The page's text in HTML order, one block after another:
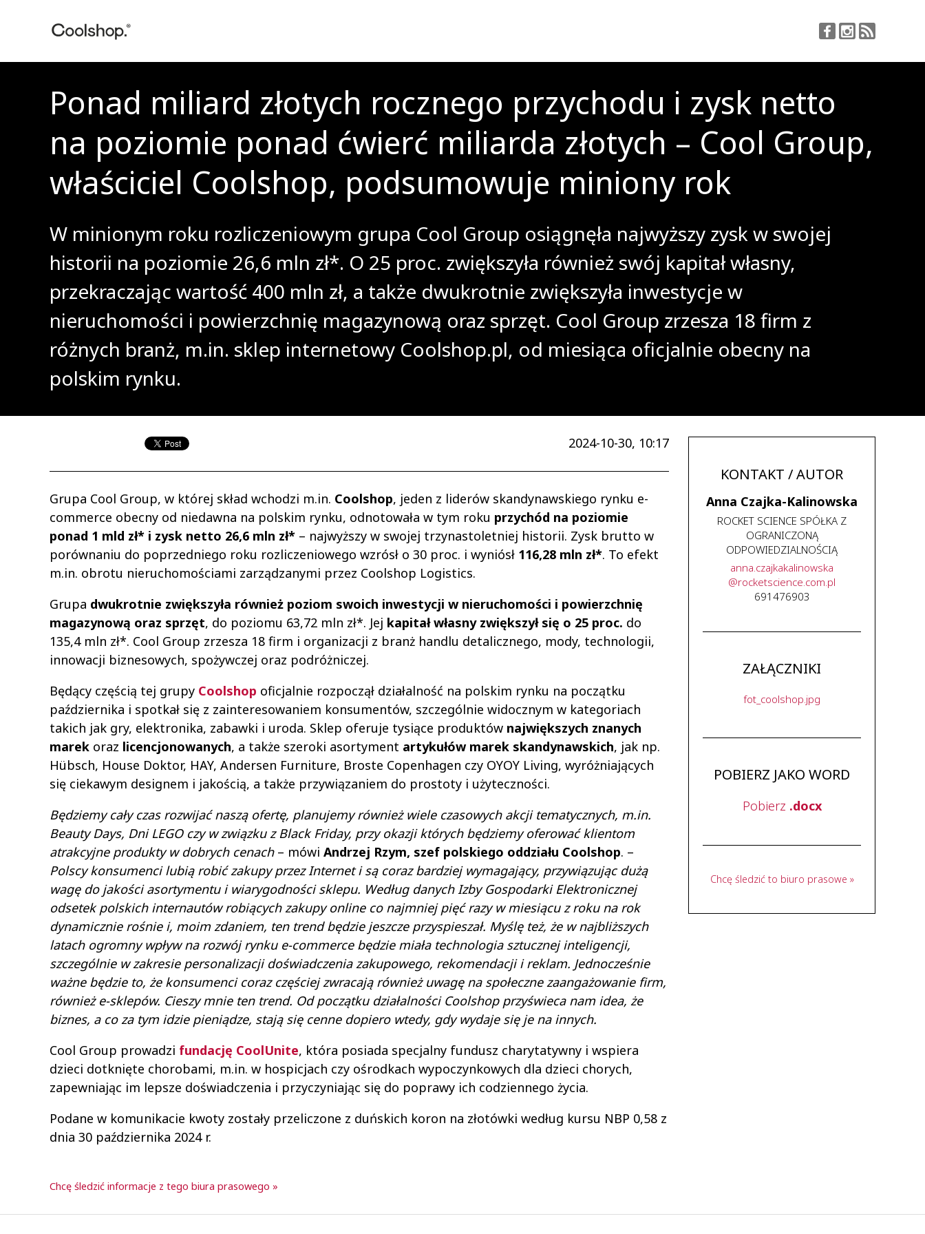
Ponad miliard złotych rocznego przychodu i zysk netto
na poziomie ponad ćwierć miliarda złotych – Cool Group,
właściciel Coolshop, podsumowuje miniony rok
W minionym roku rozliczeniowym grupa Cool Group osiągnęła najwyższy zysk w swojej
historii na poziomie 26,6 mln zł*. O 25 proc. zwiększyła również swój kapitał własny,
przekraczając wartość 400 mln zł, a także dwukrotnie zwiększyła inwestycje w
nieruchomości i powierzchnię magazynową oraz sprzęt. Cool Group zrzesza 18 firm z
różnych branż, m.in. sklep internetowy Coolshop.pl, od miesiąca oficjalnie obecny na
polskim rynku.
2024-10-30, 10:17
Grupa Cool Group, w której skład wchodzi m.in. Coolshop, jeden z liderów skandynawskiego rynku e-
commerce obecny od niedawna na polskim rynku, odnotowała w tym roku przychód na poziomie
ponad 1 mld zł* i zysk netto 26,6 mln zł* – najwyższy w swojej trzynastoletniej historii. Zysk brutto w
porównaniu do poprzedniego roku rozliczeniowego wzrósł o 30 proc. i wyniósł 116,28 mln zł*. To efekt
m.in. obrotu nieruchomościami zarządzanymi przez Coolshop Logistics.
Grupa dwukrotnie zwiększyła również poziom swoich inwestycji w nieruchomości i powierzchnię
magazynową oraz sprzęt, do poziomu 63,72 mln zł*. Jej kapitał własny zwiększył się o 25 proc. do
135,4 mln zł*. Cool Group zrzesza 18 firm i organizacji z branż handlu detalicznego, mody, technologii,
innowacji biznesowych, spożywczej oraz podróżniczej.
Będący częścią tej grupy Coolshop oficjalnie rozpoczął działalność na polskim rynku na początku
października i spotkał się z zainteresowaniem konsumentów, szczególnie widocznym w kategoriach
takich jak gry, elektronika, zabawki i uroda. Sklep oferuje tysiące produktów największych znanych
marek oraz licencjonowanych, a także szeroki asortyment artykułów marek skandynawskich, jak np.
Hübsch, House Doktor, HAY, Andersen Furniture, Broste Copenhagen czy OYOY Living, wyróżniających
się ciekawym designem i jakością, a także przywiązaniem do prostoty i użyteczności.
Będziemy cały czas rozwijać naszą ofertę, planujemy również wiele czasowych akcji tematycznych, m.in.
Beauty Days, Dni LEGO czy w związku z Black Friday, przy okazji których będziemy oferować klientom
atrakcyjne produkty w dobrych cenach– mówi Andrzej Rzym, szef polskiego oddziału Coolshop. –
Polscy konsumenci lubią robić zakupy przez Internet i są coraz bardziej wymagający, przywiązując dużą
wagę do jakości asortymentu i wiarygodności sklepu. Według danych Izby Gospodarki Elektronicznej
odsetek polskich internautów robiących zakupy online co najmniej pięć razy w miesiącu z roku na rok
dynamicznie rośnie i, moim zdaniem, ten trend będzie jeszcze przyspieszał. Myślę też, że w najbliższych
latach ogromny wpływ na rozwój rynku e-commerce będzie miała technologia sztucznej inteligencji,
szczególnie w zakresie personalizacji doświadczenia zakupowego, rekomendacji i reklam. Jednocześnie
ważne będzie to, że konsumenci coraz częściej zwracają również uwagę na społeczne zaangażowanie firm,
również e-sklepów. Cieszy mnie ten trend. Od początku działalności Coolshop przyświeca nam idea, że
biznes, a co za tym idzie pieniądze, stają się cenne dopiero wtedy, gdy wydaje się je na innych.
Cool Group prowadzi fundację CoolUnite, która posiada specjalny fundusz charytatywny i wspiera
dzieci dotknięte chorobami, m.in. w hospicjach czy ośrodkach wypoczynkowych dla dzieci chorych,
zapewniając im lepsze doświadczenia i przyczyniając się do poprawy ich codziennego życia.
Podane w komunikacie kwoty zostały przeliczone z duńskich koron na złotówki według kursu NBP 0,58 z
dnia 30 października 2024 r.
Chcę śledzić informacje z tego biura prasowego »
KONTAKT / AUTOR
Anna Czajka-Kalinowska
ROCKET SCIENCE SPÓŁKA Z
OGRANICZONĄ
ODPOWIEDZIALNOŚCIĄ
anna.czajkakalinowska
@rocketscience.com.pl
691476903
ZAŁĄCZNIKI
fot_coolshop.jpg
POBIERZ JAKO WORD
Pobierz .docx
Chcę śledzić to biuro prasowe »